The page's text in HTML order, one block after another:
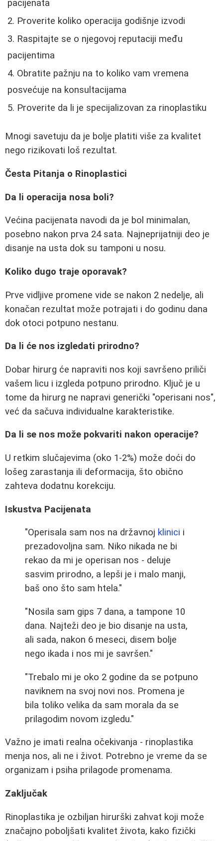
pacijenata
Proverite koliko operacija godišnje izvodi
Raspitajte se o njegovoj reputaciji među
pacijentima
Obratite pažnju na to koliko vam vremena
posvećuje na konsultacijama
Proverite da li je specijalizovan za rinoplastiku
Mnogi savetuju da je bolje platiti više za kvalitet
nego rizikovati loš rezultat.
Česta Pitanja o Rinoplastici
Da li operacija nosa boli?
Većina pacijenata navodi da je bol minimalan,
posebno nakon prva 24 sata. Najneprijatniji deo je
disanje na usta dok su tamponi u nosu.
Koliko dugo traje oporavak?
Prve vidljive promene vide se nakon 2 nedelje, ali
konačan rezultat može potrajati i do godinu dana
dok otoci potpuno nestanu.
Da li će nos izgledati prirodno?
Dobar hirurg će napraviti nos koji savršeno priliči
vašem licu i izgleda potpuno prirodno. Ključ je u
tome da hirurg ne napravi generički "operisani nos",
već da sačuva individualne karakteristike.
Da li se nos može pokvariti nakon operacije?
U retkim slučajevima (oko 1-2%) može doći do
lošeg zarastanja ili deformacija, što obično
zahteva dodatnu korekciju.
Iskustva Pacijenata
"Operisala sam nos na državnoj klinici i
prezadovoljna sam. Niko nikada ne bi
rekao da mi je operisan nos - deluje
sasvim prirodno, a lepši je i malo manji,
baš ono što sam htela."
"Nosila sam gips 7 dana, a tampone 10
dana. Najteži deo je bio disanje na usta,
ali sada, nakon 6 meseci, disem bolje
nego ikada i nos mi je savršen."
"Trebalo mi je oko 2 godine da se potpuno
naviknem na svoj novi nos. Promena je
bila toliko velika da sam morala da se
prilagodim novom izgledu."
Važno je imati realna očekivanja - rinoplastika
menja nos, ali ne i život. Potrebno je vreme da se
organizam i psiha prilagode promenama.
Zaključak
Rinoplastika je ozbiljan hirurški zahvat koji može
značajno poboljšati kvalitet života, kako fizički